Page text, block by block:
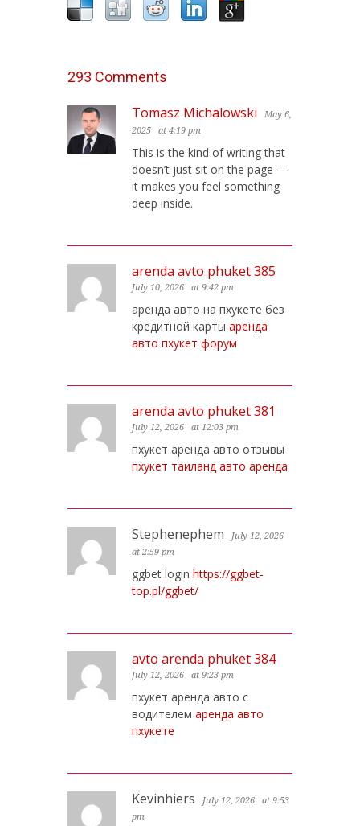
293 Comments
Tomasz Michalowski
May 6,
2025
at 4:19 pm
This is the kind of writing that
doesn’t just sit on the page —
it makes you feel something
deep inside.
arenda avto phuket 385
July 10, 2026 at 9:42 pm
аренда авто на пхукете без
кредитной карты аренда
авто пхукет форум
arenda avto phuket 381
July 12, 2026 at 12:03 pm
пхукет аренда авто отзывы
пхукет таиланд авто аренда
Stephenephem
July 12, 2026
at 2:59 pm
ggbet login https://ggbet-
top.pl/ggbet/
avto arenda phuket 384
July 12, 2026 at 9:23 pm
пхукет аренда авто с
водителем аренда авто
пхукете
Kevinhiers July 12, 2026
at 9:53
pm